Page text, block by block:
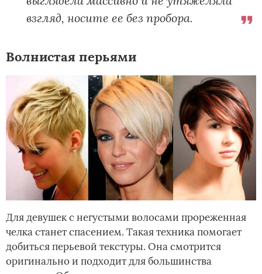
взгляд, носите ее без пробора.
Волнистая перьями
Для девушек с негустыми волосами прореженная
челка станет спасением. Такая техника помогает
добиться перьевой текстуры. Она смотрится
оригинально и подходит для большинства